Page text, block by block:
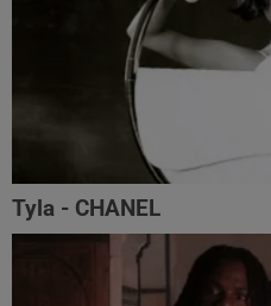
Tyla - CHANEL